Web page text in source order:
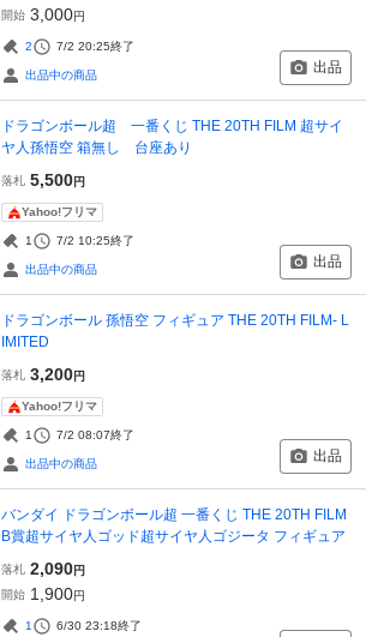
開始 3,000円
2 7/2 20:25終了
出品中の商品 出品
ドラゴンボール超 一番くじ THE 20TH FILM 超サイ
ヤ人孫悟空 箱無し 台座あり
落札 5,500円
Yahoo!フリマ
1 7/2 10:25終了
出品中の商品 出品
ドラゴンボール 孫悟空 フィギュア THE 20TH FILM- L
IMITED
落札 3,200円
Yahoo!フリマ
1 7/2 08:07終了
出品中の商品 出品
バンダイ ドラゴンボール超 一番くじ THE 20TH FILM
B賞超サイヤ人ゴッド超サイヤ人ゴジータ フィギュア
落札 2,090円
開始 1,900円
1 6/30 23:18終了